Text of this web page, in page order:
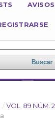
AVISOS
Buscar
/ VOL. 89 NÚM.